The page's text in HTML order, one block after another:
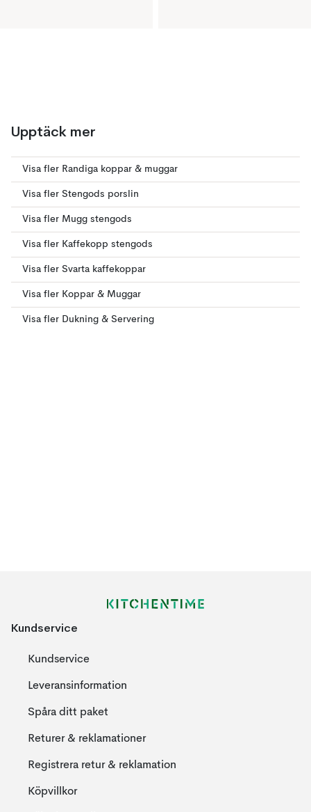
Upptäck mer
Visa fler Randiga koppar & muggar
Visa fler Stengods porslin
Visa fler Mugg stengods
Visa fler Kaffekopp stengods
Visa fler Svarta kaffekoppar
Visa fler Koppar & Muggar
Visa fler Dukning & Servering
Kundservice
Kundservice
Leveransinformation
Spåra ditt paket
Returer & reklamationer
Registrera retur & reklamation
Köpvillkor